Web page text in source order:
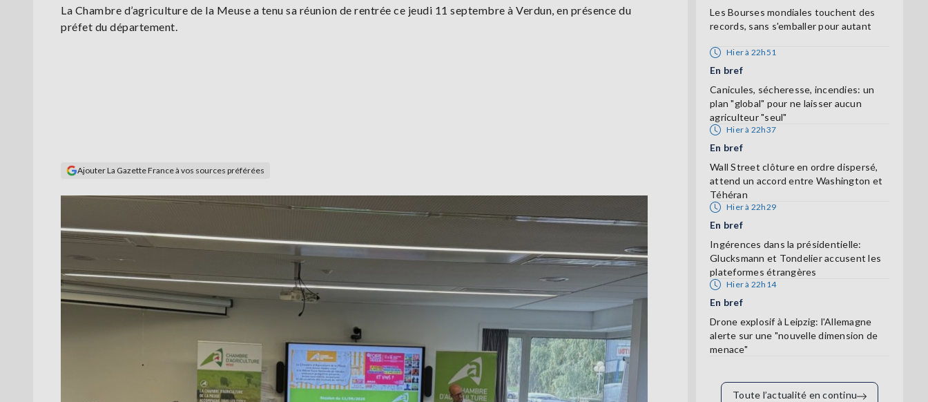
La Chambre d’agriculture de la Meuse a tenu sa réunion de rentrée ce jeudi 11 septembre à Verdun, en présence du
préfet du département.
Ajouter La Gazette France à vos sources préférées
Les Bourses mondiales touchent des
records, sans s'emballer pour autant
Hier à 22h51
En bref
Canicules, sécheresse, incendies: un
plan "global" pour ne laisser aucun
agriculteur "seul"
Hier à 22h37
En bref
Wall Street clôture en ordre dispersé,
attend un accord entre Washington et
Téhéran
Hier à 22h29
En bref
Ingérences dans la présidentielle:
Glucksmann et Tondelier accusent les
plateformes étrangères
Hier à 22h14
En bref
Drone explosif à Leipzig: l'Allemagne
alerte sur une "nouvelle dimension de
menace"
Toute l’actualité en continu